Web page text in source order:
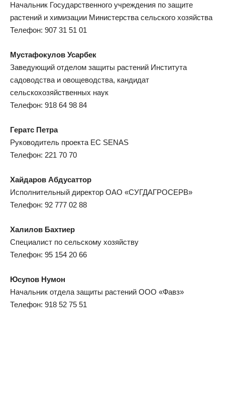
Начальник Государственного учреждения по защите
растений и химизации Министерства сельского хозяйства
Телефон: 907 31 51 01
Мустафокулов Усарбек
Заведующий отделом защиты растений Института
садоводства и овощеводства, кандидат
сельскохозяйственных наук
Телефон: 918 64 98 84
Гератс Петра
Руководитель проекта ЕС SENAS
Телефон: 221 70 70
Хайдаров Абдусаттор
Исполнительный директор ОАО «СУГДАГРОСЕРВ»
Телефон: 92 777 02 88
Халилов Бахтиер
Специалист по сельскому хозяйству
Телефон: 95 154 20 66
Юсупов Нумон
Начальник отдела защиты растений ООО «Фавз»
Телефон: 918 52 75 51